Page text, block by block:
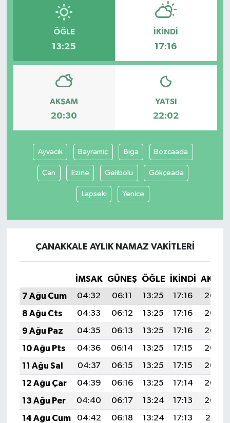
ÖĞLE
13:25
İKINDI
17:16
AKŞAM
20:30
YATSI
22:02
Ayvacık Bayramiç Biga Bozcaada
Çan Ezine Gelibolu Gökçeada
Lapseki Yenice
ÇANAKKALE AYLIK NAMAZ VAKITLERI
İMSAK GÜNEŞ ÖĞLE İKINDI
7 Ağu Cum
04:32 06:11 13:25 17:16
20:30
8 Ağu Cts
04:33 06:12 13:25 17:16
20:29
9 Ağu Paz
04:35 06:13 13:25 17:16
20:27
10 Ağu Pts
04:36 06:14 13:25 17:15
20:26
11 Ağu Sal
04:37 06:15 13:25 17:15
20:25
12 Ağu Çar
04:39 06:16 13:25 17:14
20:24
13 Ağu Per
04:40 06:17 13:24 17:13
20:22
14 Ağu Cum
04:42 06:18 13:24 17:13
20:21